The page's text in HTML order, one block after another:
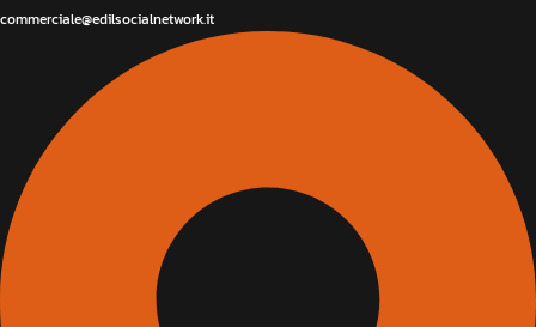
commerciale@edilsocialnetwork.it